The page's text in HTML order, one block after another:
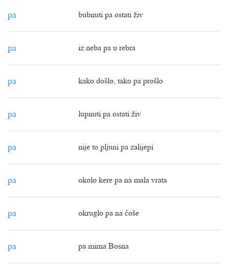
pa bubnuti pa ostati živ
pa iz neba pa u rebra
pa kako došlo, tako pa prošlo
pa lupnuti pa ostati živ
pa nije to pljuni pa zalijepi
pa okolo kere pa na mala vrata
pa okruglo pa na ćoše
pa pa mirna Bosna